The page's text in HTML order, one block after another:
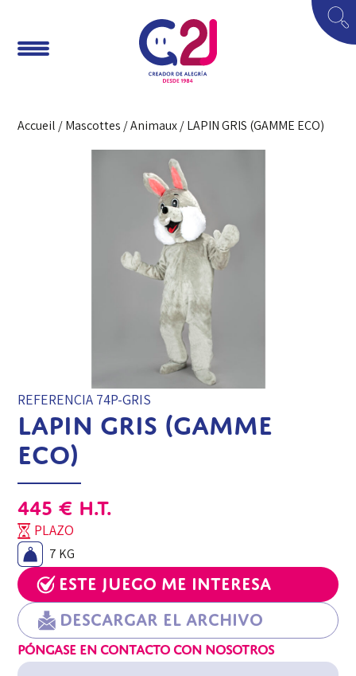
Accueil /Mascottes /Animaux/ LAPIN GRIS (GAMME ECO)
REFERENCIA 74P-GRIS
LAPIN GRIS (GAMME
ECO)
445 € H.T.
PLAZO
7 KG
Este juego me interesa
Descargar el archivo
PÓNGASE EN CONTACTO CON NOSOTROS